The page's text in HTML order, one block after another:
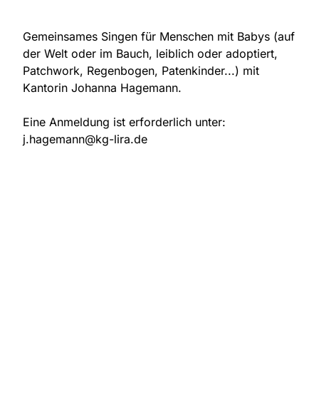
Gemeinsames Singen für Menschen mit Babys (auf
der Welt oder im Bauch, leiblich oder adoptiert,
Patchwork, Regenbogen, Patenkinder...) mit
Kantorin Johanna Hagemann.
Eine Anmeldung ist erforderlich unter:
j.hagemann@kg-lira.de